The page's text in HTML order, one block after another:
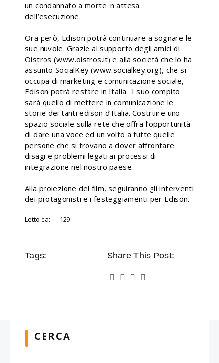
un condannato a morte in attesa
dell’esecuzione.
Ora però, Edison potrà continuare a sognare le
sue nuvole. Grazie al supporto degli amici di
Oistros (www.oistros.it) e alla società che lo ha
assunto SocialKey (www.socialkey.org), che si
occupa di marketing e comunicazione sociale,
Edison potrà restare in Italia. Il suo compito
sarà quello di mettere in comunicazione le
storie dei tanti edison d’Italia. Costruire uno
spazio sociale sulla rete che offra l’opportunità
di dare una voce ed un volto a tutte quelle
persone che si trovano a dover affrontare
disagi e problemi legati ai processi di
integrazione nel nostro paese.
Alla proiezione del film, seguiranno gli interventi
dei protagonisti e i festeggiamenti per Edison.
Letto da: 129
Tags: Share This Post:
CERCA